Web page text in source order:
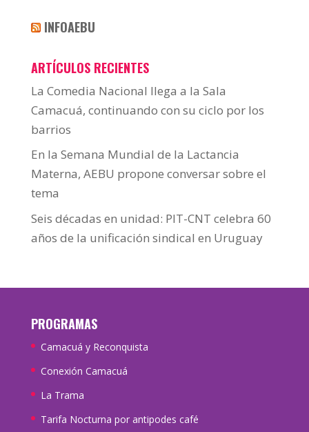
INFOAEBU
ARTÍCULOS RECIENTES
La Comedia Nacional llega a la Sala
Camacuá, continuando con su ciclo por los
barrios
En la Semana Mundial de la Lactancia
Materna, AEBU propone conversar sobre el
tema
Seis décadas en unidad: PIT-CNT celebra 60
años de la unificación sindical en Uruguay
PROGRAMAS
Camacuá y Reconquista
Conexión Camacuá
La Trama
Tarifa Nocturna por antipodes café